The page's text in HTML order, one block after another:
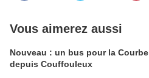
Vous aimerez aussi
Nouveau : un bus pour la Courbe
depuis Couffouleux